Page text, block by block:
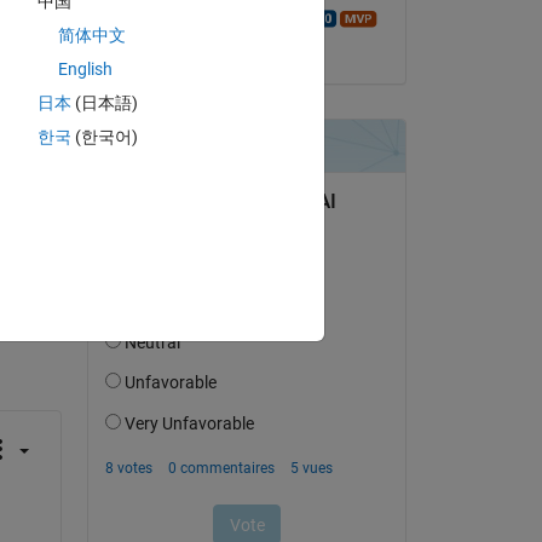
le 16 Nov 2015
简体中文
English
日本 (日本語)
한국 (한국어)